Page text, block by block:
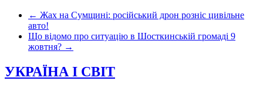
← Жах на Сумщині: російський дрон розніс цивільне
авто!
Що відомо про ситуацію в Шосткинській громаді 9
жовтня? →
УКРАЇНА І СВІТ